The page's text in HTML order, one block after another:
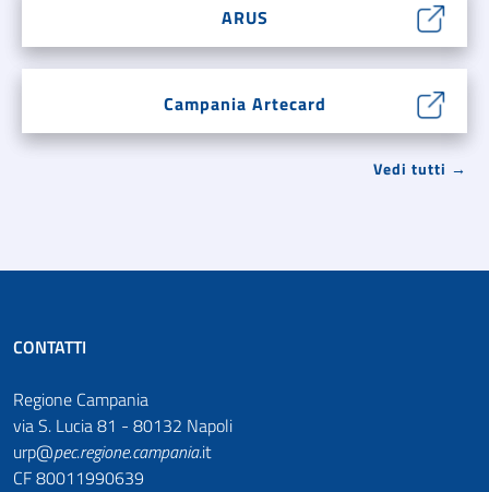
ARUS
Campania Artecard
Vedi tutti →
CONTATTI
Regione Campania
via S. Lucia 81 - 80132 Napoli
urp@pec.regione.campania.it
CF 80011990639